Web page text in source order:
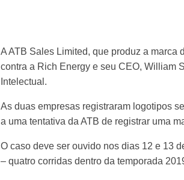
A ATB Sales Limited, que produz a marca
contra a Rich Energy e seu CEO, William
Intelectual.
As duas empresas registraram logotipos
a uma tentativa da ATB de registrar uma
O caso deve ser ouvido nos dias 12 e 13
– quatro corridas dentro da temporada